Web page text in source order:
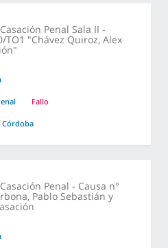
Penal Sala II -
TO1 "Chávez Quiroz, Alex
Fallo
Córdoba
Penal - Causa n°
Pablo Sebastián y